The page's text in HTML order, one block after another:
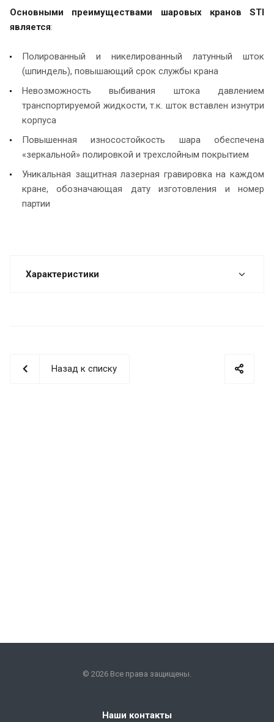
Основными преимуществами шаровых кранов STI
является:
Полированный и никелированный латунный шток
(шпиндель), повышающий срок службы крана
Невозможность выбивания штока давлением
транспортируемой жидкости, т.к. шток вставлен изнутри
корпуса
Повышенная износостойкость шара обеспечена
«зеркальной» полировкой и трехслойным покрытием
Уникальная защитная лазерная гравировка на каждом
кране, обозначающая дату изготовления и номер
партии
Характеристики
Назад к списку
© 2026 Все права защищены.
Наши контакты